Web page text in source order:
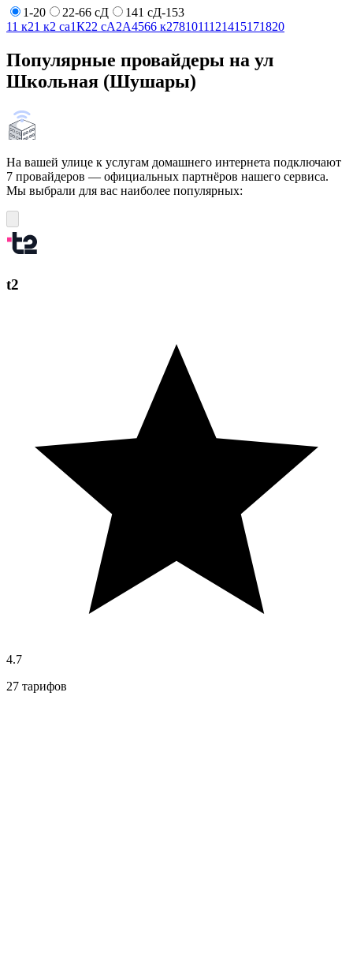
1-20 22-66 сД
141 сД-153
11 к21 к2 са1К22 сА2А4566 к2781011121415171820
Популярные провайдеры на ул
Школьная (Шушары)
На вашей улице к услугам домашнего интернета подключают
7 провайдеров — официальных партнёров нашего сервиса.
Мы выбрали для вас наиболее популярных:
t2
4.7
27 тарифов